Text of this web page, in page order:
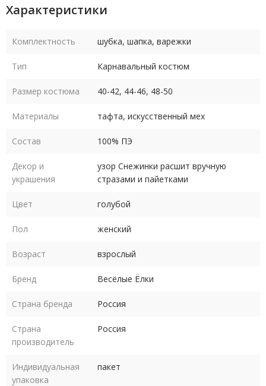
«липучка» для удобства носки.
Голубая шапочка из тафты с белой опушкой и помпоном из
Варежки из голубой тафты (р. женский).
Рост костюма в любом размере 164-170 см.
Уход - деликатная сухая чистка по месту загрязнения, глажка
в деликатном режиме.
Характеристики
Комплектность шубка, шапка, варежки
Тип Карнавальный костюм
Размер костюма 40-42, 44-46, 48-50
Материалы тафта, искусственный мех
Состав 100% ПЭ
Декор и
украшения
узор Снежинки расшит вручную
стразами и пайетками
Цвет голубой
Пол женский
Возраст взрослый
Бренд Весёлые Ёлки
Страна бренда Россия
Страна
производитель
Россия
Индивидуальная
упаковка
пакет